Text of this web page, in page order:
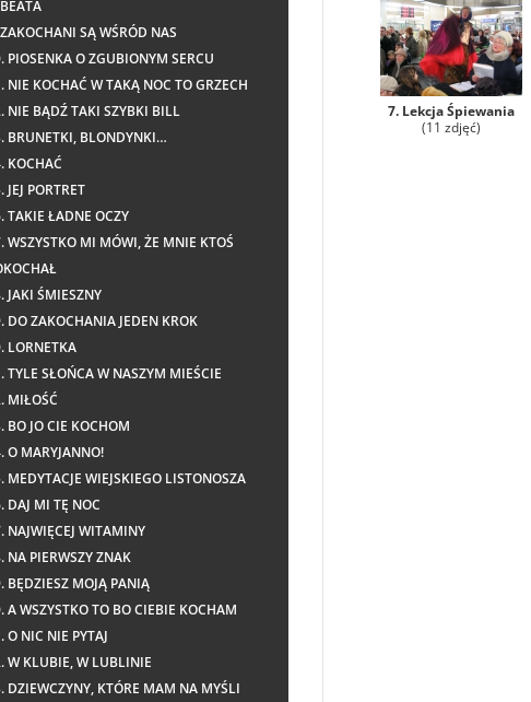
SĄ WŚRÓD NAS
PIOSENKA O ZGUBIONYM SERCU
NIE KOCHAĆ W TAKĄ NOC TO GRZECH
NIE BĄDŹ TAKI SZYBKI BILL
BRUNETKI, BLONDYNKI…
KOCHAĆ
JEJ PORTRET
TAKIE ŁADNE OCZY
WSZYSTKO MI MÓWI, ŻE MNIE KTOŚ
JAKI ŚMIESZNY
DO ZAKOCHANIA JEDEN KROK
LORNETKA
TYLE SŁOŃCA W NASZYM MIEŚCIE
MIŁOŚĆ
BO JO CIE KOCHOM
O MARYJANNO!
MEDYTACJE WIEJSKIEGO LISTONOSZA
DAJ MI TĘ NOC
NAJWIĘCEJ WITAMINY
NA PIERWSZY ZNAK
BĘDZIESZ MOJĄ PANIĄ
A WSZYSTKO TO BO CIEBIE KOCHAM
O NIC NIE PYTAJ
W KLUBIE, W LUBLINIE
DZIEWCZYNY, KTÓRE MAM NA MYŚLI
7. Lekcja Śpiewania
(11 zdjęć)